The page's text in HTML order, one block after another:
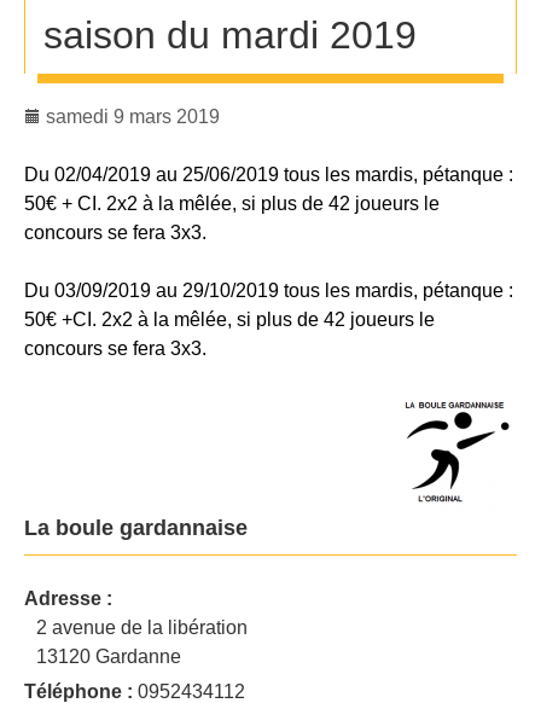
saison du mardi 2019
samedi 9 mars 2019
Du 02/04/2019 au 25/06/2019 tous les mardis, pétanque :
50€ + CI. 2x2 à la mêlée, si plus de 42 joueurs le
concours se fera 3x3.
Du 03/09/2019 au 29/10/2019 tous les mardis, pétanque :
50€ +CI. 2x2 à la mêlée, si plus de 42 joueurs le
concours se fera 3x3.
La boule gardannaise
Adresse :
2 avenue de la libération
13120 Gardanne
Téléphone : 0952434112